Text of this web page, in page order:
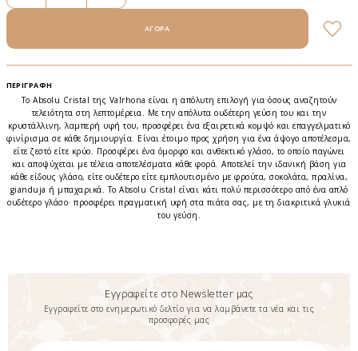
ΠΕΡΙΓΡΑΦΉ
Το Absolu Cristal της Valrhona είναι η απόλυτη επιλογή για όσους αναζητούν
τελειότητα στη λεπτομέρεια. Με την απόλυτα ουδέτερη γεύση του και την
κρυστάλλινη, λαμπερή υφή του, προσφέρει ένα εξαιρετικά κομψό και επαγγελματικό
φινίρισμα σε κάθε δημιουργία. Είναι έτοιμο προς χρήση για ένα άψογο αποτέλεσμα,
είτε ζεστό είτε κρύο. Προσφέρει ένα όμορφο και ανθεκτικό γλάσο, το οποίο παγώνει
και αποψύχεται με τέλεια αποτελέσματα κάθε φορά. Αποτελεί την ιδανική βάση για
κάθε είδους γλάσο, είτε ουδέτερο είτε εμπλουτισμένο με φρούτα, σοκολάτα, πραλίνα,
gianduja ή μπαχαρικά. Το Absolu Cristal είναι κάτι πολύ περισσότερο από ένα απλό
ουδέτερο γλάσο· προσφέρει πραγματική υφή στα πιάτα σας, με τη διακριτικά γλυκιά
του γεύση.
Εγγραφείτε στο Newsletter μας
Εγγραφείτε στο ενημερωτικό δελτίο για να λαμβάνετε τα νέα και τις
προσφορές μας